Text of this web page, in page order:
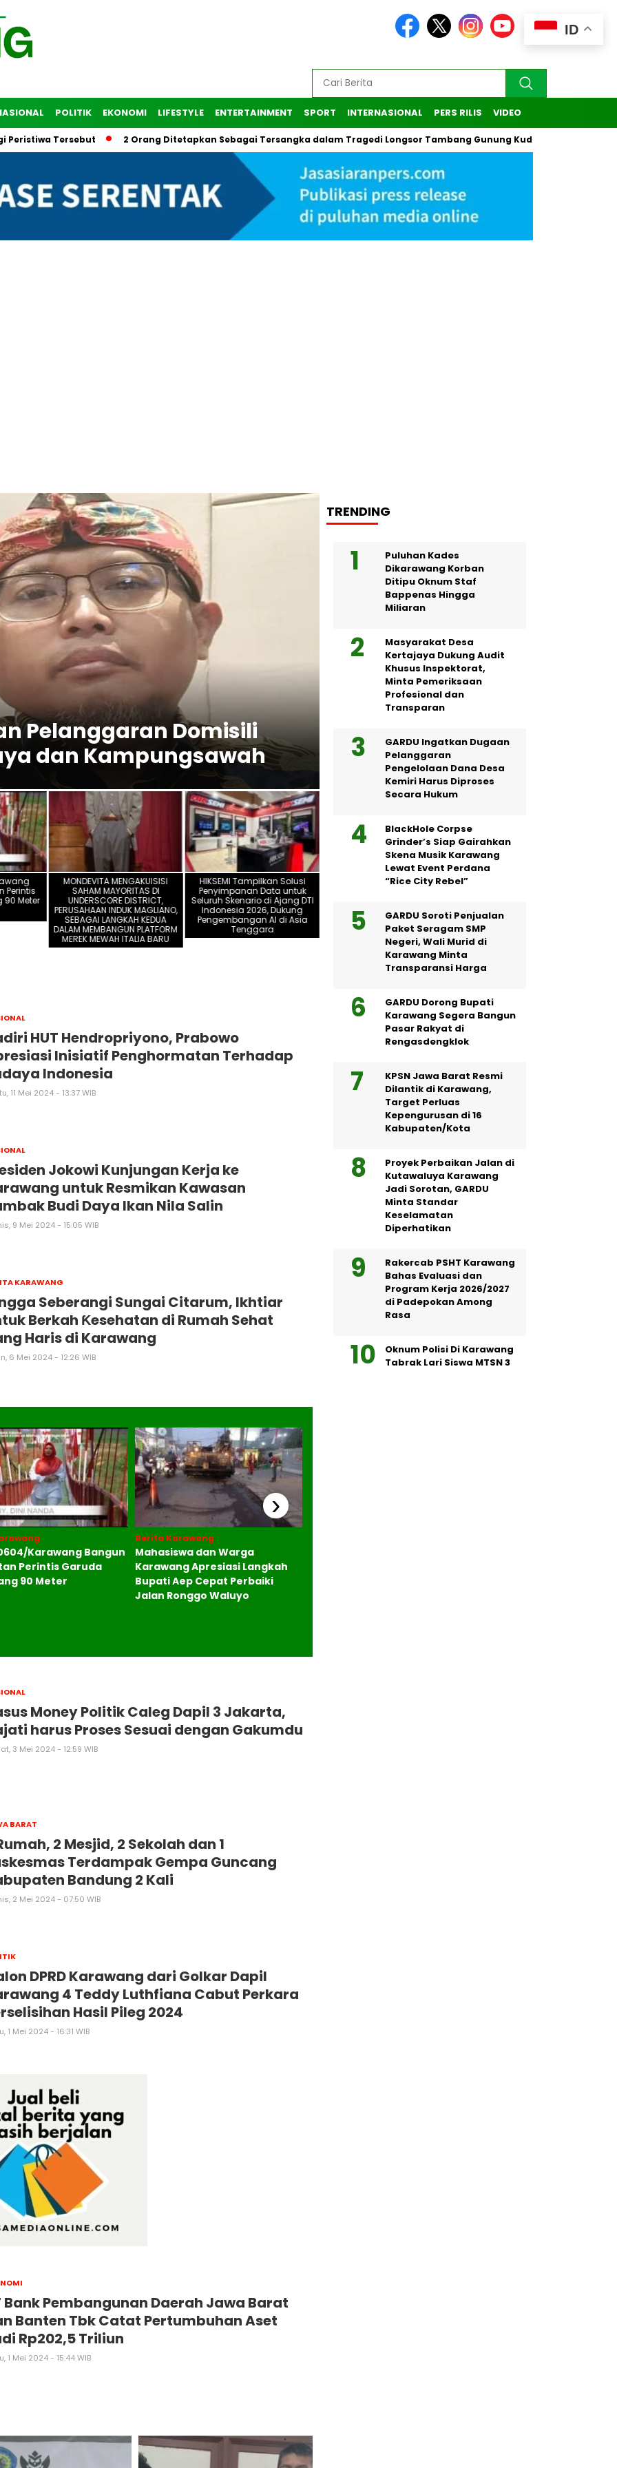
POLITIK EKONOMI LIFESTYLE ENTERTAINMENT SPORT INTERNASIONAL PERS RILIS VIDEO
Tersebut 2 Orang Ditetapkan Sebagai Tersangka dalam Tragedi Longsor Tambang Gunung Kuda di Cirebon
Pelanggaran Domisili
dan Kampungsawah
Headline
BERITA KARAWANG
Kodim 0604/Karawang
Perintis Garuda
Perintis
Meter
MONDEVITA MENGAKUISISI
SAHAM MAYORITAS DI
UNDERSCORE DISTRICT,
PERUSAHAAN INDUK MAGLIANO,
SEBAGAI LANGKAH KEDUA
DALAM MEMBANGUN PLATFORM
MEREK MEWAH ITALIA BARU
HIKSEMI Tampilkan Solusi
Penyimpanan Data untuk
Seluruh Skenario di Ajang DTI
Indonesia 2026, Dukung
Pengembangan AI di Asia
Tenggara
HUT Hendropriyono, Prabowo
Inisiatif Penghormatan Terhadap
Indonesia
11 Mei 2024 - 13:37 WIB
Jokowi Kunjungan Kerja ke
untuk Resmikan Kawasan
Budi Daya Ikan Nila Salin
9 Mei 2024 - 15:05 WIB
KARAWANG
Seberangi Sungai Citarum, Ikhtiar
Berkah Ƙesehatan di Rumah Sehat
Haris di Karawang
6 Mei 2024 - 12:26 WIB
Karawang Bangun
Perintis Garuda
90 Meter
Berita Karawang
Mahasiswa dan Warga
Karawang Apresiasi Langkah
Bupati Aep Cepat Perbaiki
Jalan Ronggo Waluyo
›
Money Politik Caleg Dapil 3 Jakarta,
harus Proses Sesuai dengan Gakumdu
3 Mei 2024 - 12:59 WIB
BARAT
2 Mesjid, 2 Sekolah dan 1
Terdampak Gempa Guncang
Bandung 2 Kali
2 Mei 2024 - 07:50 WIB
DPRD Karawang dari Golkar Dapil
4 Teddy Luthfiana Cabut Perkara
Hasil Pileg 2024
1 Mei 2024 - 16:31 WIB
Bank Pembangunan Daerah Jawa Barat
Banten Tbk Catat Pertumbuhan Aset
Rp202,5 Triliun
1 Mei 2024 - 15:44 WIB
TRENDING
Puluhan Kades
Dikarawang Korban
Ditipu Oknum Staf
Bappenas Hingga
Miliaran
Masyarakat Desa
Kertajaya Dukung Audit
Khusus Inspektorat,
Minta Pemeriksaan
Profesional dan
Transparan
GARDU Ingatkan Dugaan
Pelanggaran
Pengelolaan Dana Desa
Kemiri Harus Diproses
Secara Hukum
BlackHole Corpse
Grinder’s Siap Gairahkan
Skena Musik Karawang
Lewat Event Perdana
“Rice City Rebel”
GARDU Soroti Penjualan
Paket Seragam SMP
Negeri, Wali Murid di
Karawang Minta
Transparansi Harga
GARDU Dorong Bupati
Karawang Segera Bangun
Pasar Rakyat di
Rengasdengklok
KPSN Jawa Barat Resmi
Dilantik di Karawang,
Target Perluas
Kepengurusan di 16
Kabupaten/Kota
Proyek Perbaikan Jalan di
Kutawaluya Karawang
Jadi Sorotan, GARDU
Minta Standar
Keselamatan
Diperhatikan
Rakercab PSHT Karawang
Bahas Evaluasi dan
Program Kerja 2026/2027
di Padepokan Among
Rasa
Oknum Polisi Di Karawang
Tabrak Lari Siswa MTSN 3
ID